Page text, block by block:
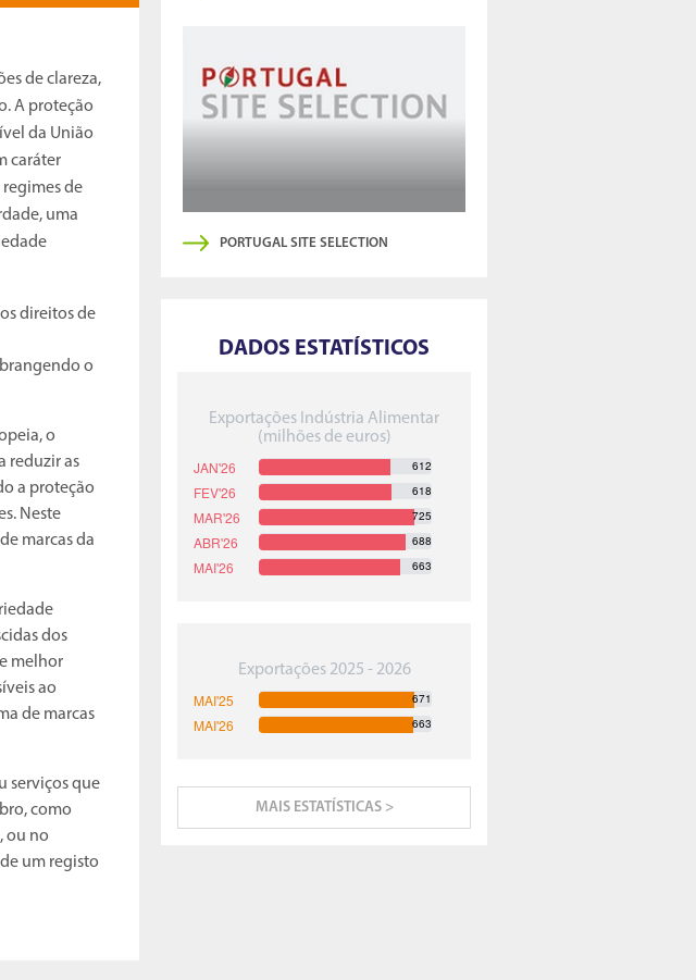
de clareza,
A proteção
da União
caráter
de
uma
direitos de
o
o
reduzir as
a proteção
Neste
marcas da
dos
melhor
ao
de marcas
serviços que
como
ou no
um registo
PORTUGAL SITE SELECTION
DADOS ESTATÍSTICOS
Exportações Indústria Alimentar
(milhões de euros)
612
618
725
688
663
Exportações 2025 - 2026
671
663
MAIS ESTATÍSTICAS >